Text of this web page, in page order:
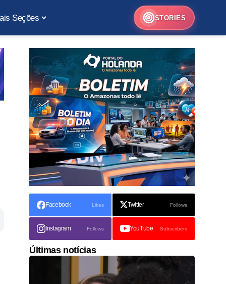
Seções STORIES
Facebook Likes Twitter Follows
Instagram Follows YouTube Subscribers
Últimas notícias